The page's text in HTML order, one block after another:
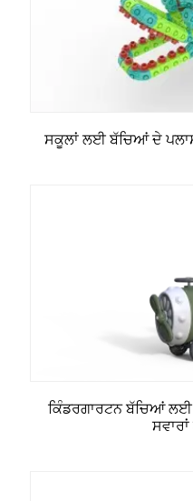
ਸਕੂਲਾਂ ਲਈ ਬੱਚਿਆਂ ਦੇ
ਕਿੰਡਰਗਾਰਟਨ ਬੱਚਿਆਂ